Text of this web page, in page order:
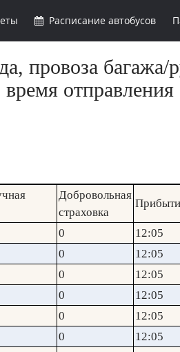
Расписание автобусов
провоза багажа/
отправления
Добровольная
страховка
0 12:05
0 12:05
0 12:05
0 12:05
0 12:05
0 12:05